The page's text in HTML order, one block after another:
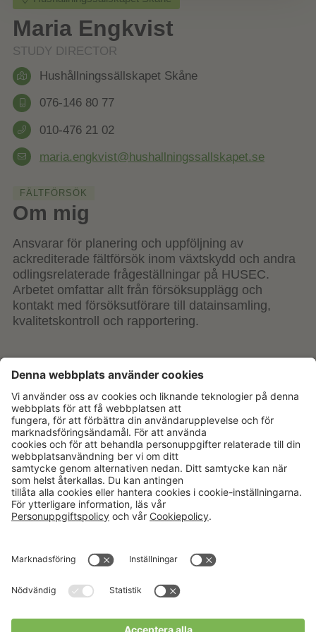
Maria Engkvist
STUDY DIRECTOR
Hushållningssällskapet Skåne
076-146 80 77
010-476 21 02
maria.engkvist@hushallningssallskapet.se
FÄLTFÖRSÖK
Om mig
Ansvarar för planering och uppföljning av
ackrediterade fältförsök inom växtskydd och andra
odlingsrelaterade frågeställningar på HUSEC.
Arbetet omfattar allt från försöksupplägg och
kontakt med försöksutförare till datainsamling,
kvalitetskontroll och rapportering.
Karriär
Kalender
Verksamheter
Om Hushållningssällskapet
Hushållningssällskapens
Tjänster